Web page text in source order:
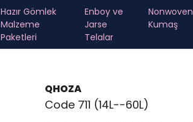
Hazır Gömlek
Malzeme
Paketleri
Enboy ve
Jarse
Telalar
Nonwoven
Kumaş
QHOZA
Code 711 (14L--60L)